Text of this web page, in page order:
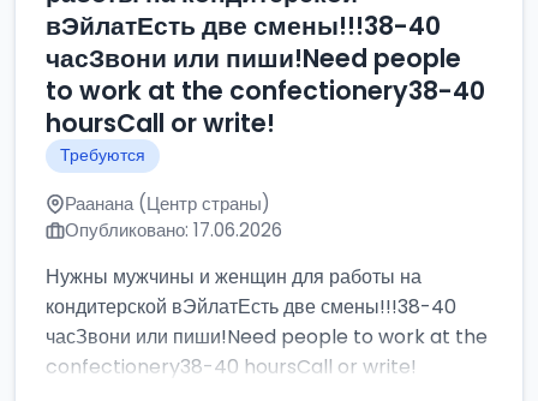
вЭйлатЕсть две смены!!!38-40
часЗвони или пиши!Need people
to work at the confectionery38-40
hoursCall or write!
Требуются
Раанана (Центр страны)
Опубликовано: 17.06.2026
Нужны мужчины и женщин для работы на
кондитерской вЭйлатЕсть две смены!!!38-40
часЗвони или пиши!Need people to work at the
confectionery38-40 hoursCall or write!